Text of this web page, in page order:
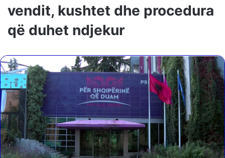
vendit, kushtet dhe procedura
që duhet ndjekur